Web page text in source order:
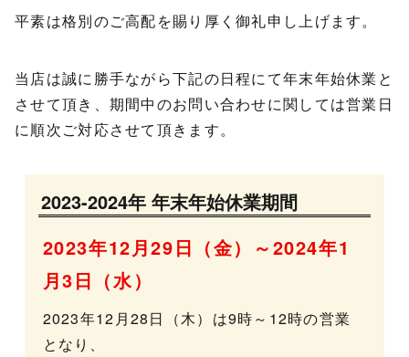
平素は格別のご高配を賜り厚く御礼申し上げます。
当店は誠に勝手ながら下記の日程にて年末年始休業と
させて頂き、期間中のお問い合わせに関しては営業日
に順次ご対応させて頂きます。
2023-2024年 年末年始休業期間
2023年12月29日（金）～2024年1
月3日（水）
2023年12月28日（木）は9時～12時の営業
となり、